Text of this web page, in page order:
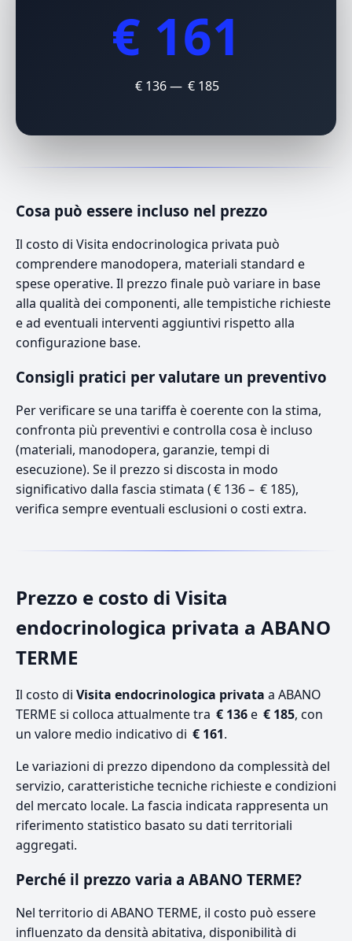
€ 161
€ 136 — € 185
Cosa può essere incluso nel prezzo
Il costo di Visita endocrinologica privata può
comprendere manodopera, materiali standard e
spese operative. Il prezzo finale può variare in base
alla qualità dei componenti, alle tempistiche richieste
e ad eventuali interventi aggiuntivi rispetto alla
configurazione base.
Consigli pratici per valutare un preventivo
Per verificare se una tariffa è coerente con la stima,
confronta più preventivi e controlla cosa è incluso
(materiali, manodopera, garanzie, tempi di
esecuzione). Se il prezzo si discosta in modo
significativo dalla fascia stimata ( € 136 – € 185),
verifica sempre eventuali esclusioni o costi extra.
Prezzo e costo di Visita
endocrinologica privata a ABANO
TERME
Il costo di Visita endocrinologica privata a ABANO
TERME si colloca attualmente tra € 136e € 185, con
un valore medio indicativo di € 161.
Le variazioni di prezzo dipendono da complessità del
servizio, caratteristiche tecniche richieste e condizioni
del mercato locale. La fascia indicata rappresenta un
riferimento statistico basato su dati territoriali
aggregati.
Perché il prezzo varia a ABANO TERME?
Nel territorio di ABANO TERME, il costo può essere
influenzato da densità abitativa, disponibilità di